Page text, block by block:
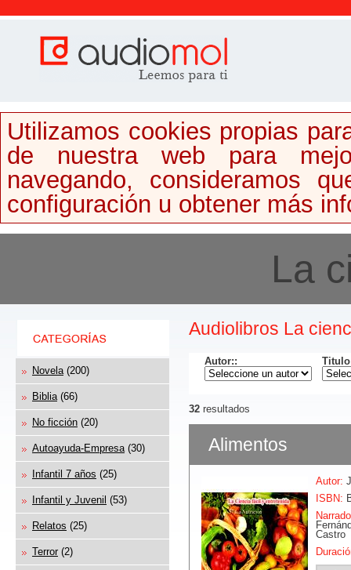
Utilizamos cookies propias
de nuestra web para
navegando, consideramos
configuración u obtener más
La
Novela (200)
Biblia (66)
No ficción (20)
Autoayuda-Empresa (30)
Infantil 7 años (25)
Infantil y Juvenil (53)
Relatos (25)
Terror (2)
Audiolibros La
Autor::
32 resultados
Alimentos
Autor:
ISBN:
Castro